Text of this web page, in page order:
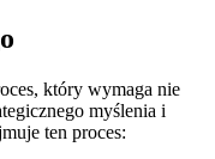
który wymaga nie
myślenia i
ten proces: